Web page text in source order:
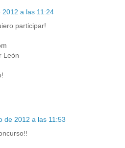
a las 11:24
participar!
León
de 2012 a las 11:53